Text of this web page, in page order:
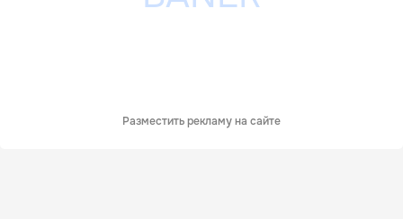
Разместить рекламу на сайте